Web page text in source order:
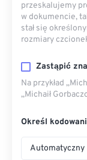
przeskalujemy
w dokumencie,
stał się
rozmiary
Zastąpić
Na przykład
„Michaił
Określ
Automatyczny